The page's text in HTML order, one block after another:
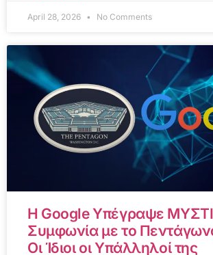
April 28, 2026 No Comments
Η Google Υπέγραψε
Συμφωνία με το
Οι Ίδιοι οι Υπάλληλοί της